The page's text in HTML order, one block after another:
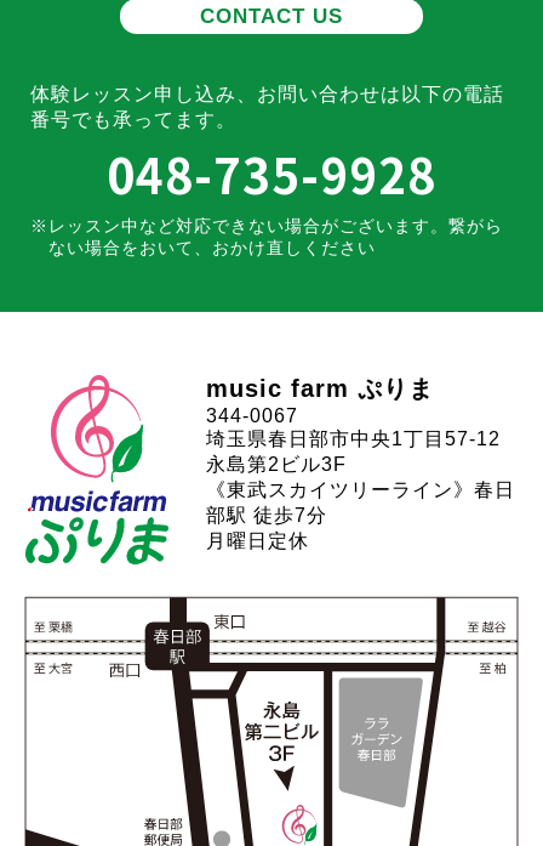
CONTACT US
体験レッスン申し込み、お問い合わせは 以下の電話
番号でも承ってます。
048-735-9928
レッスン中など対応できない場合がございます。 繋がら
ない場合をおいて、おかけ直しください
music farm ぷりま
344-0067
埼玉県春日部市中央1丁目57-12
永島第2ビル3F
《東武スカイツリーライン》春日
部駅 徒歩7分
月曜日定休